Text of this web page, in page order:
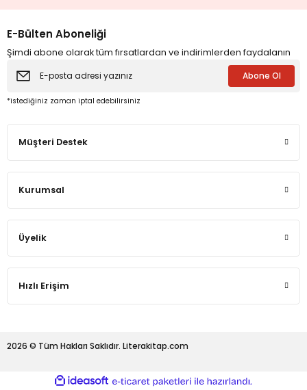
E-Bülten Aboneliği
Şimdi abone olarak tüm fırsatlardan ve indirimlerden faydalanın
Abone Ol
*istediğiniz zaman iptal edebilirsiniz
Müşteri Destek
Kurumsal
Üyelik
Hızlı Erişim
2026 © Tüm Hakları Saklıdır. Literakitap.com
ideasoft
e-